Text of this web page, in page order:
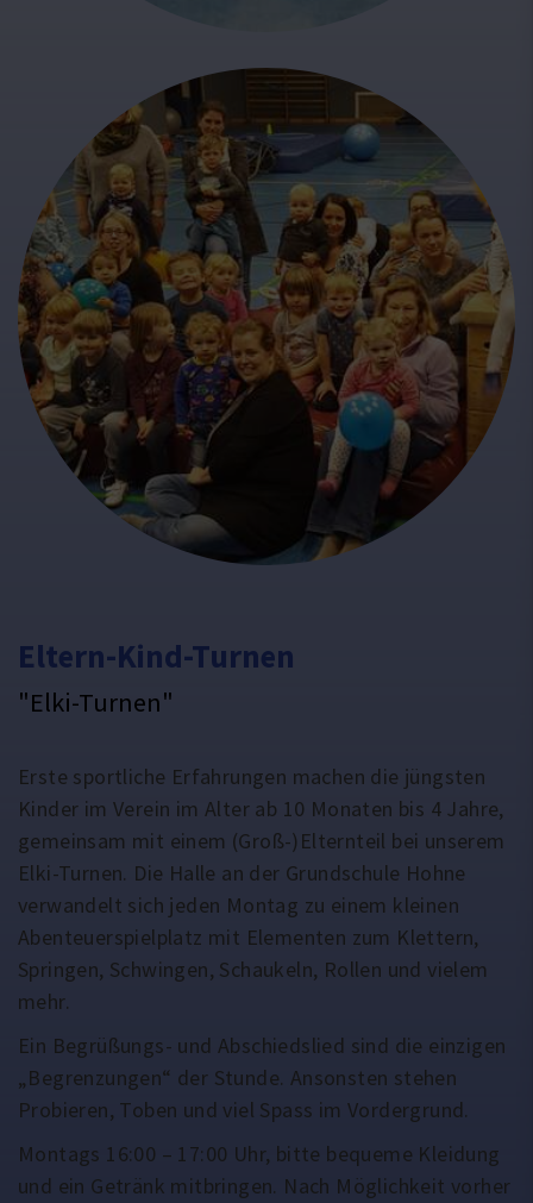
Eltern-Kind-Turnen
"Elki-Turnen"
Erste sportliche Erfahrungen machen die jüngsten
Kinder im Verein im Alter ab 10 Monaten bis 4 Jahre,
gemeinsam mit einem (Groß-)Elternteil bei unserem
Elki-Turnen. Die Halle an der Grundschule Hohne
verwandelt sich jeden Montag zu einem kleinen
Abenteuerspielplatz mit Elementen zum Klettern,
Springen, Schwingen, Schaukeln, Rollen und vielem
mehr.
Ein Begrüßungs- und Abschiedslied sind die einzigen
„Begrenzungen“ der Stunde. Ansonsten stehen
Probieren, Toben und viel Spass im Vordergrund.
Montags 16:00 – 17:00 Uhr, bitte bequeme Kleidung
und ein Getränk mitbringen. Nach Möglichkeit vorher